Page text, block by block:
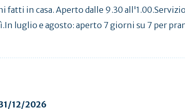
fatti in casa. Aperto dalle 9.30
luglio e agosto: aperto 7 giorni su 7 per
12/2026